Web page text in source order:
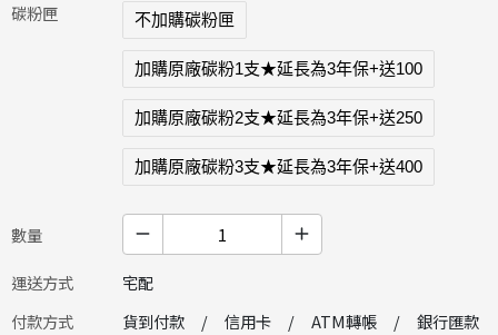
碳粉匣 不加購碳粉匣
加購原廠碳粉1支★延長為3年保+送100
加購原廠碳粉2支★延長為3年保+送250
加購原廠碳粉3支★延長為3年保+送400
數量
運送方式
宅配
付款方式
貨到付款 信用卡 ATM轉帳 銀行匯款